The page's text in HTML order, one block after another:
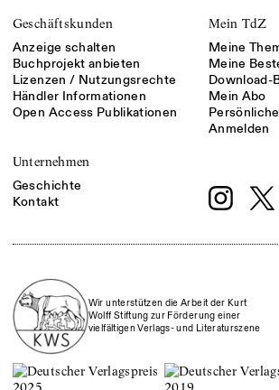
Geschäftskunden
Anzeige schalten
Buchprojekt anbieten
Lizenzen / Nutzungsrechte
Händler Informationen
Open Access Publikationen
Mein TdZ
Meine
Meine
Download-
Mein Abo
Anmelden
Unternehmen
Geschichte
Kontakt
Wir unterstützen die Arbeit der Kurt
Wolff Stiftung zur Förderung einer
vielfältigen Verlags- und Literaturszene